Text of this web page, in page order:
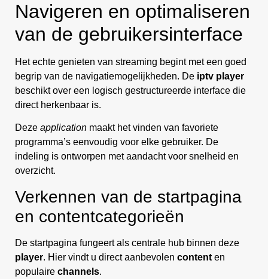
Navigeren en optimaliseren
van de gebruikersinterface
Het echte genieten van streaming begint met een goed
begrip van de navigatiemogelijkheden. De iptv player
beschikt over een logisch gestructureerde interface die
direct herkenbaar is.
Deze application maakt het vinden van favoriete
programma’s eenvoudig voor elke gebruiker. De
indeling is ontworpen met aandacht voor snelheid en
overzicht.
Verkennen van de startpagina
en contentcategorieën
De startpagina fungeert als centrale hub binnen deze
player. Hier vindt u direct aanbevolen content en
populaire channels.